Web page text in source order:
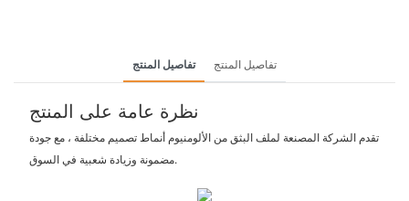
تفاصيل المنتج تفاصيل المنتج
نظرة عامة على المنتج
تقدم الشركة المصنعة لملف البثق من الألومنيوم أنماط تصميم مختلفة ، مع جودة
مضمونة وزيادة شعبية في السوق.